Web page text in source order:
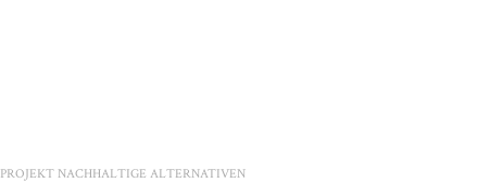
PROJEKT NACHHALTIGE ALTERNATIVEN